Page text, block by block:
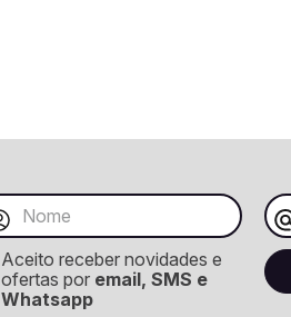
Aceito receber novidades e
ofertas por email, SMS e
Whatsapp